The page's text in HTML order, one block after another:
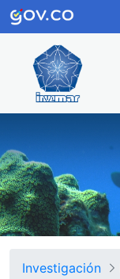
Investigación